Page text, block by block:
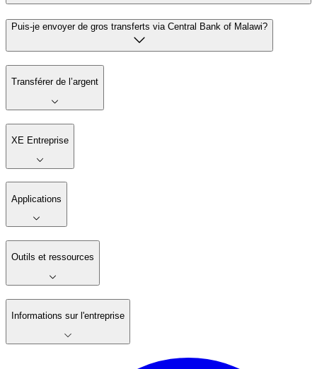
Puis-je envoyer de gros transferts via Central Bank of Malawi?
Transférer de l’argent
XE Entreprise
Applications
Outils et ressources
Informations sur l'entreprise